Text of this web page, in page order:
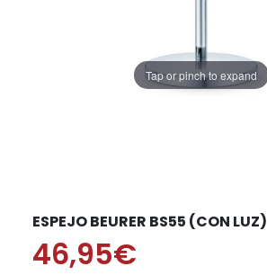
Tap or pinch to expand
ESPEJO BEURER BS55 (CON LUZ)
46,95€